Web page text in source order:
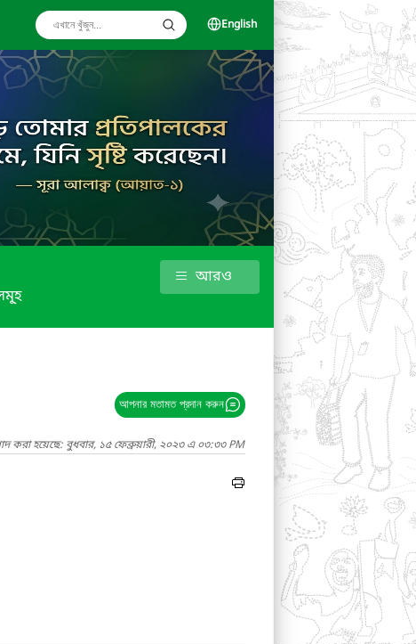
English
আরও
আপনার মতামত প্রদান করুন
করা হয়েছে: বুধবার, ১৫ ফেব্রুয়ারী, ২০২৩ এ ০৩:৩৩ PM